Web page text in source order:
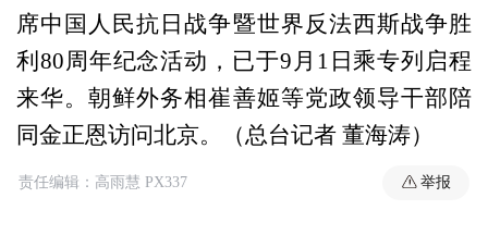
席中国人民抗日战争暨世界反法西斯战争胜
利80周年纪念活动，已于9月1日乘专列启程
来华。朝鲜外务相崔善姬等党政领导干部陪
同金正恩访问北京。（总台记者 董海涛）
责任编辑：高雨慧 PX337 举报